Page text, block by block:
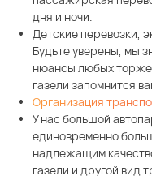
дня и ночи.
Детские перевозки,
Будьте уверены, мы
нюансы любых
газели запомнится
Организация
У нас большой
единовременно
надлежащим
газели и другой вид